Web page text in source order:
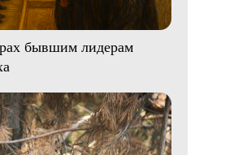
бывшим лидерам